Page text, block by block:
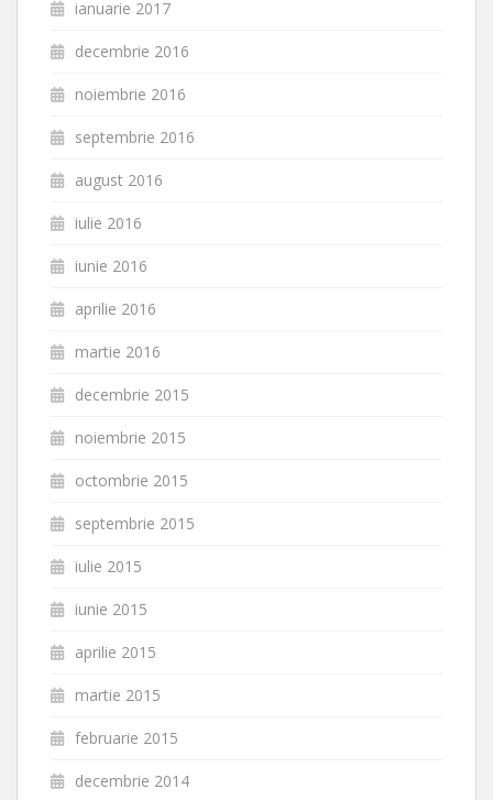
ianuarie 2017
decembrie 2016
noiembrie 2016
septembrie 2016
august 2016
iulie 2016
iunie 2016
aprilie 2016
martie 2016
decembrie 2015
noiembrie 2015
octombrie 2015
septembrie 2015
iulie 2015
iunie 2015
aprilie 2015
martie 2015
februarie 2015
decembrie 2014